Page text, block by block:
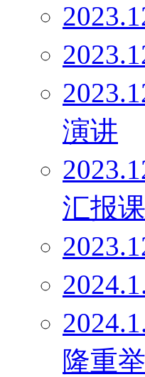
演讲
汇报
隆重